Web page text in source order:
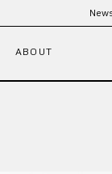
ABOUT